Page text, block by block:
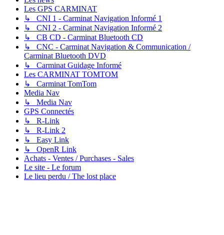
Les GPS CARMINAT
↳ CNI 1 - Carminat Navigation Informé 1
↳ CNI 2 - Carminat Navigation Informé 2
↳ CB CD - Carminat Bluetooth CD
↳ CNC - Carminat Navigation & Communication /
Carminat Bluetooth DVD
↳ Carminat Guidage Informé
Les CARMINAT TOMTOM
↳ Carminat TomTom
Media Nav
↳ Media Nav
GPS Connectés
↳ R-Link
↳ R-Link 2
↳ Easy Link
↳ OpenR Link
Achats - Ventes / Purchases - Sales
Le site - Le forum
Le lieu perdu / The lost place